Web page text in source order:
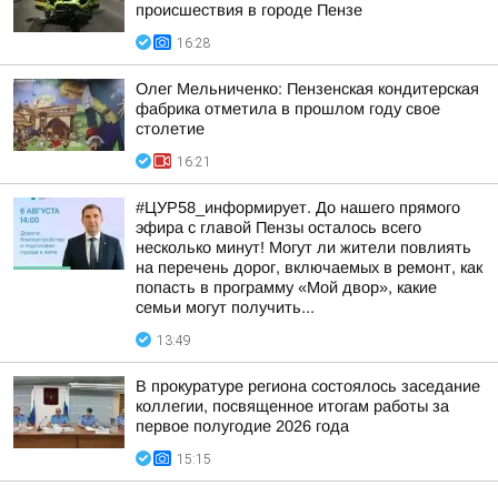
происшествия в городе Пензе
16:28
Олег Мельниченко: Пензенская кондитерская
фабрика отметила в прошлом году свое
столетие
16:21
#ЦУР58_информирует. До нашего прямого
эфира с главой Пензы осталось всего
несколько минут! Могут ли жители повлиять
на перечень дорог, включаемых в ремонт, как
попасть в программу «Мой двор», какие
семьи могут получить...
13:49
В прокуратуре региона состоялось заседание
коллегии, посвященное итогам работы за
первое полугодие 2026 года
15:15